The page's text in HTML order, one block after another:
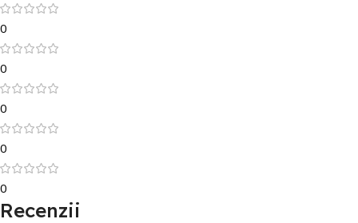
0
0
0
0
0
Recenzii